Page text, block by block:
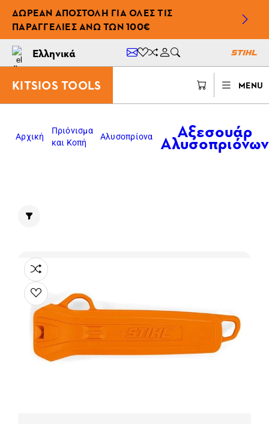
ΔΩΡΕΆΝ ΑΠΟΣΤΟΛΉ ΓΙΑ ΌΛΕΣ ΤΙΣ
ΠΑΡΑΓΓΕΛΊΕΣ ΆΝΩ ΤΩΝ 100€
Ελληνικά
KITSIOS TOOLS MENU
Αρχική
Πριόνισμα
και Κοπή
Αλυσοπρίονα Αξεσουάρ
Αλυσοπριόνων